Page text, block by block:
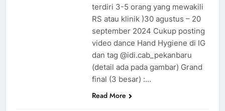
terdiri 3-5 orang yang mewakili
RS atau klinik )30 agustus – 20
september 2024 Cukup posting
video dance Hand Hygiene di IG
dan tag @idi.cab_pekanbaru
(detail ada pada gambar) Grand
final (3 besar) :…
Read More